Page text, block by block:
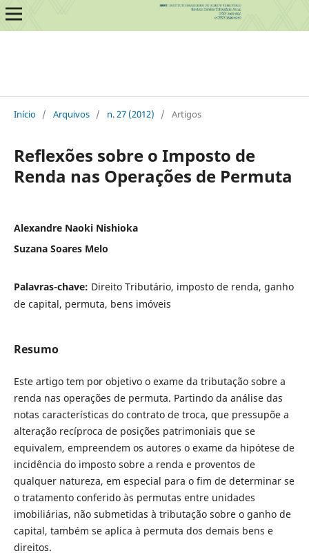
Início / Arquivos / n. 27 (2012) / Artigos
Reflexões sobre o Imposto de
Renda nas Operações de Permuta
Alexandre Naoki Nishioka
Suzana Soares Melo
Palavras-chave: Direito Tributário, imposto de renda, ganho
de capital, permuta, bens imóveis
Resumo
Este artigo tem por objetivo o exame da tributação sobre a
renda nas operações de permuta. Partindo da análise das
notas características do contrato de troca, que pressupõe a
alteração recíproca de posições patrimoniais que se
equivalem, empreendem os autores o exame da hipótese de
incidência do imposto sobre a renda e proventos de
qualquer natureza, em especial para o fim de determinar se
o tratamento conferido às permutas entre unidades
imobiliárias, não submetidas à tributação sobre o ganho de
capital, também se aplica à permuta dos demais bens e
direitos.